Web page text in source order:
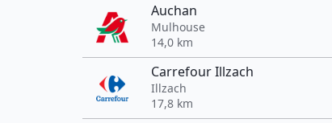
Auchan
Mulhouse
14,0 km
Carrefour Illzach
Illzach
17,8 km